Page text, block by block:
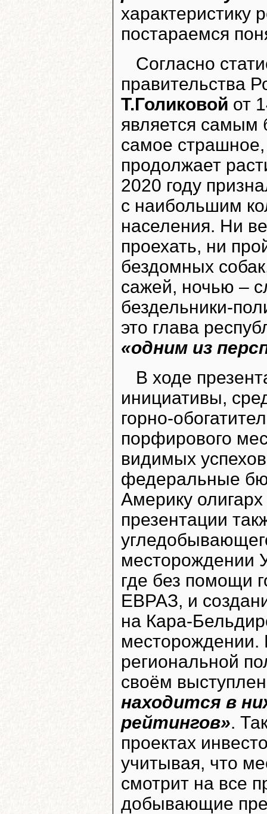
характеристику
постараемся
Согласно
правительства
Т.Голиковой от
является самым
самое
продолжает
2020 году
с наибольшим
населения. Ни
проехать, ни
бездомных
сажей, ночью –
бездельники-
это глава
«одним из
В ходе
инициативы,
горно-
порфирового
видимых
федеральные
Америку олигарх
презентации
месторождении
где без помощи
ЕВРАЗ, и
на Кара-
месторождении.
региональной
своём
находится в
рейтингов».
проектах
учитывая, что
смотрит на все
добывающие